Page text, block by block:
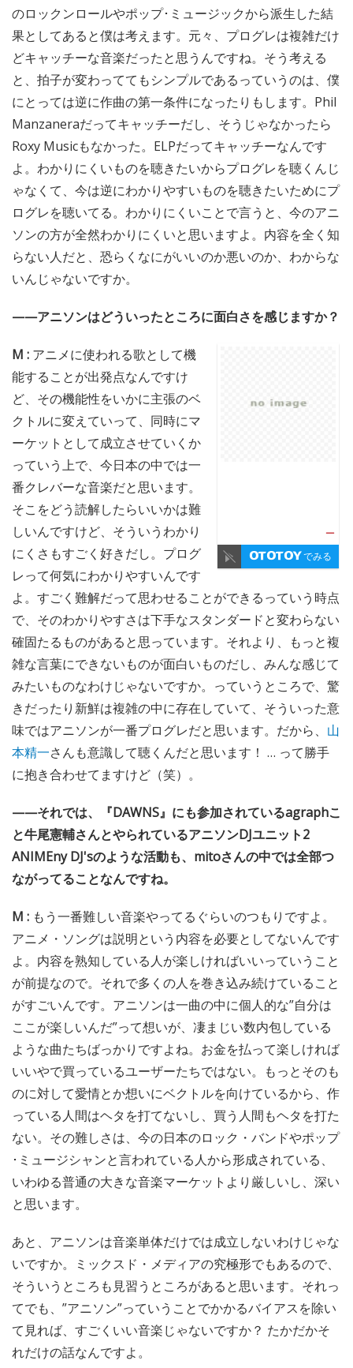
のロックンロールやポップ･ミュージックから派生した結
果としてあると僕は考えます。元々、プログレは複雑だけ
どキャッチーな音楽だったと思うんですね。そう考える
と、拍子が変わっててもシンプルであるっていうのは、僕
にとっては逆に作曲の第一条件になったりもします。Phil
Manzaneraだってキャッチーだし、そうじゃなかったら
Roxy Musicもなかった。ELPだってキャッチーなんです
よ。わかりにくいものを聴きたいからプログレを聴くんじ
ゃなくて、今は逆にわかりやすいものを聴きたいためにプ
ログレを聴いてる。わかりにくいことで言うと、今のアニ
ソンの方が全然わかりにくいと思いますよ。内容を全く知
らない人だと、恐らくなにがいいのか悪いのか、わからな
いんじゃないですか。
——アニソンはどういったところに面白さを感じますか？
—
でみる
M : アニメに使われる歌として機
能することが出発点なんですけ
ど、その機能性をいかに主張のベ
クトルに変えていって、同時にマ
ーケットとして成立させていくか
っていう上で、今日本の中では一
番クレバーな音楽だと思います。
そこをどう読解したらいいかは難
しいんですけど、そういうわかり
にくさもすごく好きだし。プログ
レって何気にわかりやすいんです
よ。すごく難解だって思わせることができるっていう時点
で、そのわかりやすさは下手なスタンダードと変わらない
確固たるものがあると思っています。それより、もっと複
雑な言葉にできないものが面白いものだし、みんな感じて
みたいものなわけじゃないですか。っていうところで、驚
きだったり新鮮は複雑の中に存在していて、そういった意
味ではアニソンが一番プログレだと思います。だから、 山
本精一さんも意識して聴くんだと思います！ … って勝手
に抱き合わせてますけど（笑）。
——それでは、『DAWNS』にも参加されているagraphこ
と牛尾憲輔さんとやられているアニソンDJユニット2
ANIMEny DJ'sのような活動も、mitoさんの中では全部つ
ながってることなんですね。
M : もう一番難しい音楽やってるぐらいのつもりですよ。
アニメ・ソングは説明という内容を必要としてないんです
よ。内容を熟知している人が楽しければいいっていうこと
が前提なので。それで多くの人を巻き込み続けていること
がすごいんです。アニソンは一曲の中に個人的な”自分は
ここが楽しいんだ”って想いが、凄まじい数内包している
ような曲たちばっかりですよね。お金を払って楽しければ
いいやで買っているユーザーたちではない。もっとそのも
のに対して愛情とか想いにベクトルを向けているから、作
っている人間はヘタを打てないし、買う人間もヘタを打た
ない。その難しさは、今の日本のロック・バンドやポップ
･ミュージシャンと言われている人から形成されている、
いわゆる普通の大きな音楽マーケットより厳しいし、深い
と思います。
あと、アニソンは音楽単体だけでは成立しないわけじゃな
いですか。ミックスド・メディアの究極形でもあるので、
そういうところも見習うところがあると思います。それっ
てでも、”アニソン”っていうことでかかるバイアスを除い
て見れば、すごくいい音楽じゃないですか？ たかだかそ
れだけの話なんですよ。